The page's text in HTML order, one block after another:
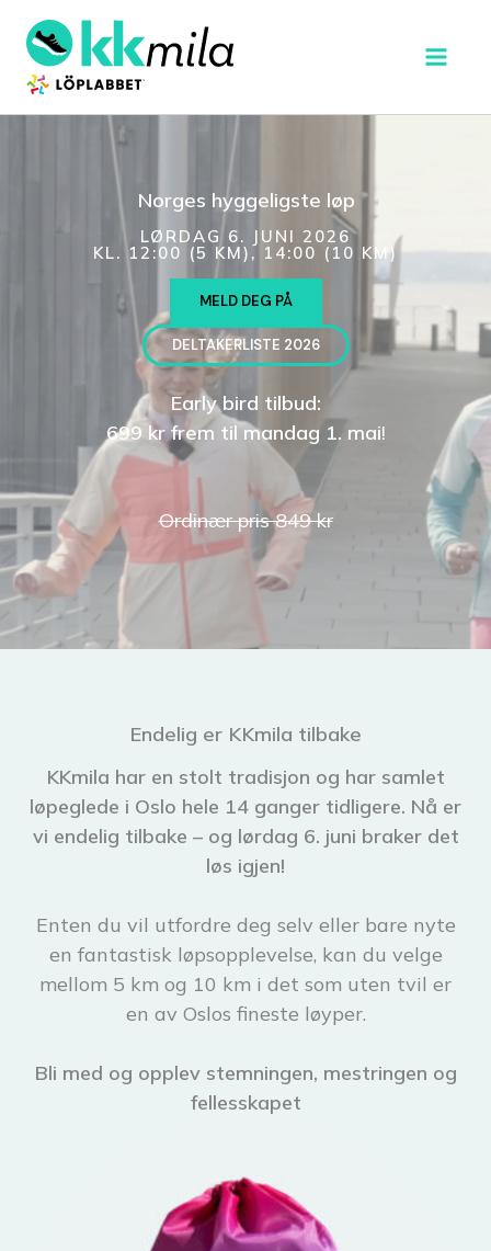
Hopp
rett
innholdet
Norges hyggeligste løp
LØRDAG 6. JUNI 2026
KL. 12:00 (5 KM), 14:00 (10 KM)
MELD DEG PÅ
DELTAKERLISTE 2026
Early bird tilbud:
699 kr frem til mandag 1. mai!
Ordinær pris 849 kr
Endelig er KKmila tilbake
KKmila har en stolt tradisjon og har samlet
løpeglede i Oslo hele 14 ganger tidligere. Nå er
vi endelig tilbake – og lørdag 6. juni braker det
løs igjen!
Enten du vil utfordre deg selv eller bare nyte
en fantastisk løpsopplevelse, kan du velge
mellom 5 km og 10 km i det som uten tvil er
en av Oslos fineste løyper.
Bli med og opplev stemningen, mestringen og
fellesskapet